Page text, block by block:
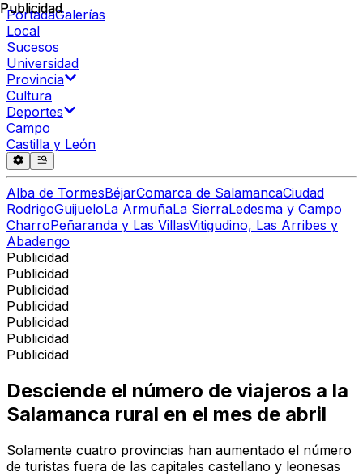
PortadaGalerías
Local
Sucesos
Universidad
Provincia
Cultura
Deportes
Campo
Castilla y León
Alba de TormesBéjarComarca de SalamancaCiudad
RodrigoGuijueloLa ArmuñaLa SierraLedesma y Campo
CharroPeñaranda y Las VillasVitigudino, Las Arribes y
Abadengo
Publicidad
Publicidad
Publicidad
Publicidad
Publicidad
Publicidad
Publicidad
Publicidad
Desciende el número de viajeros a la
Salamanca rural en el mes de abril
Solamente cuatro provincias han aumentado el número
de turistas fuera de las capitales castellano y leonesas
Publicidad